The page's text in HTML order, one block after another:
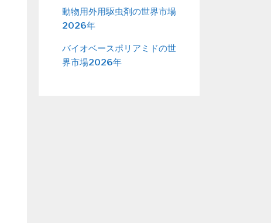
動物用外用駆虫剤の世界市場
2026年
バイオベースポリアミドの世
界市場2026年